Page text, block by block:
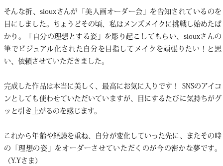
そんな折、siouxさんが「美人画オーダー会」を告知されているのを
目にしました。ちょうどその頃、私はメンズメイクに挑戦し始めたば
かり。「自分の理想とする姿」を彫り起こしてもらい、siouxさんの
筆でビジュアル化された自分を目指してメイクを頑張りたい！と思
い、依頼させていただきました。
完成した作品は本当に美しく、最高にお気に入りです！ SNSのアイコ
ンとしても使わせていただいていますが、目にするたびに気持ちがグ
ッと引き上がるのを感じます。
これから年齢や経験を重ね、自分が変化していった先に、またその時
の「理想の姿」をオーダーさせていただくのが今の密かな夢です。
（Y.Yさま）